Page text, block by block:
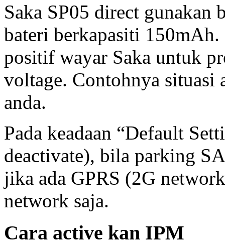
Saka SP05 direct gunakan
bateri berkapasiti
positif wayar Saka untuk
voltage. Contohnya situasi
anda.
Pada keadaan “Default
deactivate), bila parking
jika ada GPRS (2G
network saja.
Cara active kan IPM